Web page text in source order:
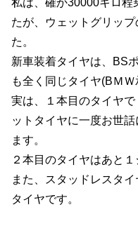
たが、ウェットグリッ
た。
新車装着タイヤは、BS
も全く同じタイヤ(BＭ
実は、１本目のタイヤ
ットタイヤに一度お世
ます。
２本目のタイヤはあと
また、スタッドレスタ
タイヤです。